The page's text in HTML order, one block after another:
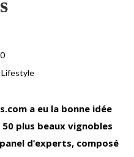
0
Lifestyle
a eu la bonne idée
plus beaux vignobles
d’experts, composé